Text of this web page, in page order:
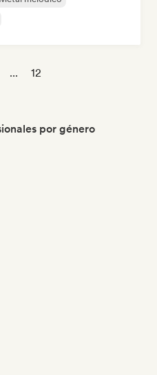
... 12
por género